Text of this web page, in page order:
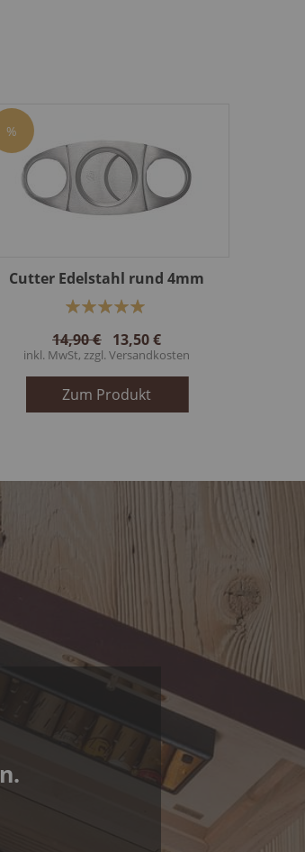
%
Cutter Edelstahl rund 4mm
13,50 €
inkl. MwSt, zzgl.Versandkosten
14,90 €
Bewertung:
Zum Produkt